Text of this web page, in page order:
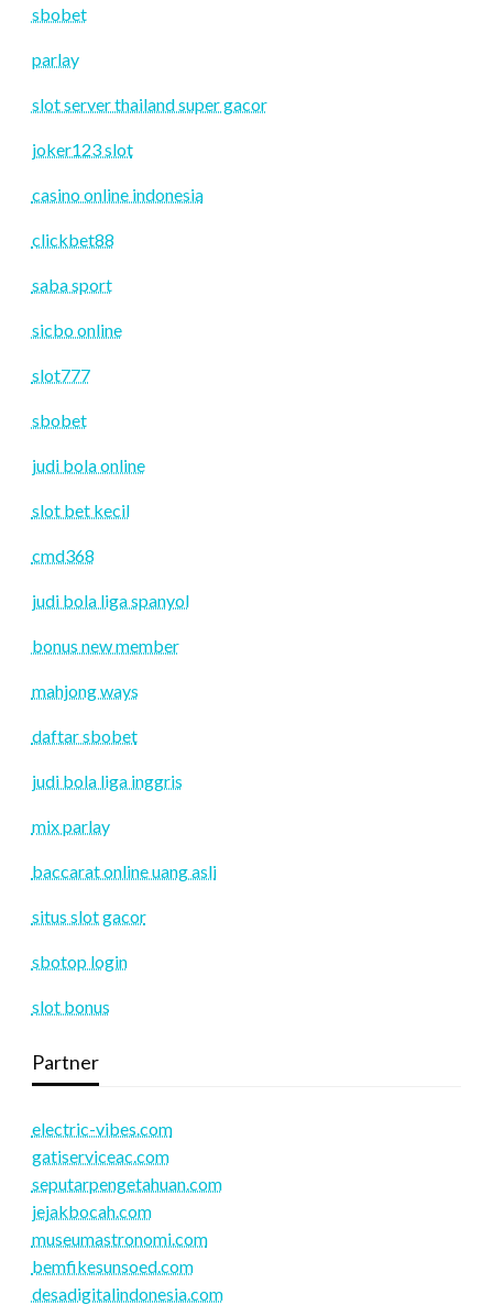
sbobet
parlay
slot server thailand super gacor
joker123 slot
casino online indonesia
clickbet88
saba sport
sicbo online
slot777
sbobet
judi bola online
slot bet kecil
cmd368
judi bola liga spanyol
bonus new member
mahjong ways
daftar sbobet
judi bola liga inggris
mix parlay
baccarat online uang asli
situs slot gacor
sbotop login
slot bonus
Partner
electric-vibes.com
gatiserviceac.com
seputarpengetahuan.com
jejakbocah.com
museumastronomi.com
bemfikesunsoed.com
desadigitalindonesia.com